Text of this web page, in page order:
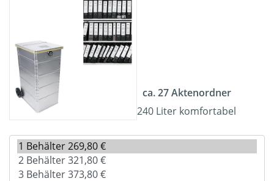
ca. 27 Aktenordner
240 Liter komfortabel